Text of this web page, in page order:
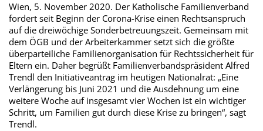
Wien, 5. November 2020. Der Katholische Familienverband
fordert seit Beginn der Corona-Krise einen Rechtsanspruch
auf die dreiwöchige Sonderbetreuungszeit. Gemeinsam mit
dem ÖGB und der Arbeiterkammer setzt sich die größte
überparteiliche Familienorganisation für Rechtssicherheit für
Eltern ein. Daher begrüßt Familienverbandspräsident Alfred
Trendl den Initiativeantrag im heutigen Nationalrat: „Eine
Verlängerung bis Juni 2021 und die Ausdehnung um eine
weitere Woche auf insgesamt vier Wochen ist ein wichtiger
Schritt, um Familien gut durch diese Krise zu bringen“, sagt
Trendl.